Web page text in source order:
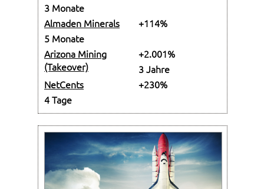
3 Monate
Almaden Minerals
+114%
5 Monate
Arizona Mining
(Takeover)
+2.001%
3 Jahre
NetCents
+230%
4 Tage